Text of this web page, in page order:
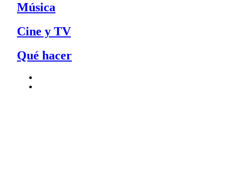
Música
Cine y TV
Qué hacer